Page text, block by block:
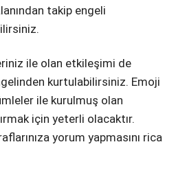
takip engeli
ile olan etkileşimi de
kurtulabilirsiniz. Emoji
ile kurulmuş olan
için yeterli olacaktır.
yorum yapmasını rica